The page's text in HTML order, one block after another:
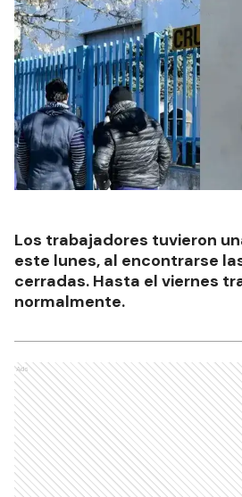
Los trabajadores tuvieron
este lunes, al encontrarse
cerradas. Hasta el viernes
normalmente.
Ads